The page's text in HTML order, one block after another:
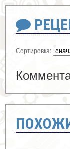
Сортировка: